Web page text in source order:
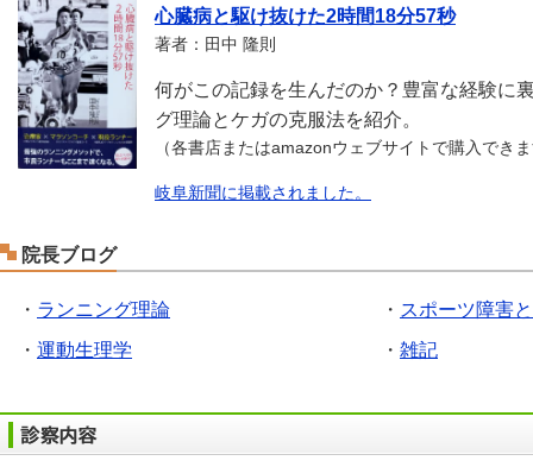
心臓病と駆け抜けた2時間18分57秒
著者：田中 隆則
何がこの記録を生んだのか？豊富な経験に
グ理論とケガの克服法を紹介。
（各書店またはamazonウェブサイトで購入でき
岐阜新聞に掲載されました。
院長ブログ
ランニング理論
スポーツ障害
運動生理学
雑記